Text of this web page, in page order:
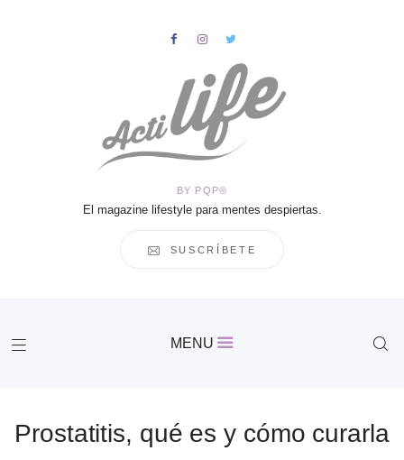
BY PQP®
El magazine lifestyle para mentes despiertas.
SUSCRÍBETE
MENU
Prostatitis, qué es y cómo curarla
HOME
Salud